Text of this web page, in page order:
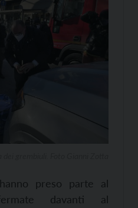
preso parte al
davanti al